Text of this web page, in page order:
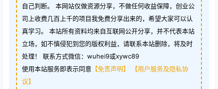
自己判断。 本网站仅做资源分享，不做任何收益保障，创业公
司上收费几百上千的项目我免费分享出来的，希望大家可以认
真学习。 本站所有资料均来自互联网公开分享，并不代表本站
立场，如不慎侵犯到您的版权利益，请联系本站删除，将及时
处理！ 联系方式微信：wuhei9或xywc89
使用本站服务即表示同意 【免责声明】
【用户服务及隐私协
议】